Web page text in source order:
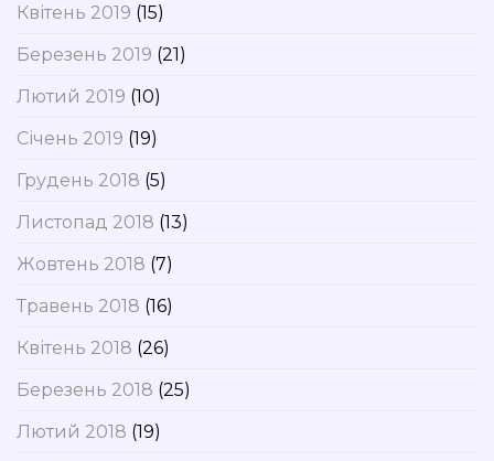
Квітень 2019 (15)
Березень 2019 (21)
Лютий 2019 (10)
Січень 2019 (19)
Грудень 2018 (5)
Листопад 2018 (13)
Жовтень 2018 (7)
Травень 2018 (16)
Квітень 2018 (26)
Березень 2018 (25)
Лютий 2018 (19)